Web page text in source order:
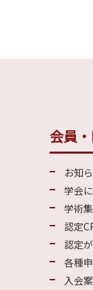
会員
お知
学会
学術
認定
認定
各種
入会